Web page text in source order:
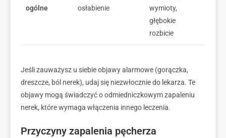
ogólne
osłabienie
wymioty,
głębokie
rozbicie
Jeśli zauważysz u siebie objawy alarmowe (gorączka,
dreszcze, ból nerek), udaj się niezwłocznie do lekarza. Te
objawy mogą świadczyć o odmiedniczkowym zapaleniu
nerek, które wymaga włączenia innego leczenia.
Przyczyny zapalenia pęcherza